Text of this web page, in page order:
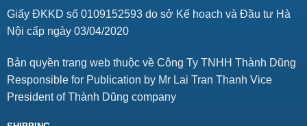
Giấy ĐKKD số 0109152593 do sở Kế hoạch và Đầu tư Hà
Nội cấp ngày 03/04/2020
Bản quyền trang web thuộc về Công Ty TNHH Thành Dũng
Responsible for Publication by Mr Lai Tran Thanh Vice
President of Thành Dũng company